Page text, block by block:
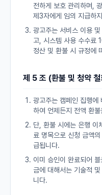
전하게 보호 관리하며,
제3자에게 임의 지급하
광고주는 서비스 이용
고, 시스템 사용 수수료
정산 및 환불 시 규정에
제 5 조 (환불 및 청약
광고주는 캠페인 집행에
하여 언제든지 전액 환
단, 환불 시에는 은행 이
료 명목으로 신청 금액
급됩니다.
이미 승인이 완료되어
금에 대해서는 기술적
니다.